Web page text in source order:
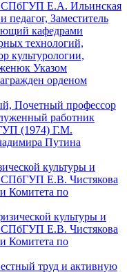
СПбГУП Е.А. Ильинская
Почетный профессор
работник
(1974) Г.М.
Путина
культуры и
СПбГУП Е.В. Чистякова
Комитета по